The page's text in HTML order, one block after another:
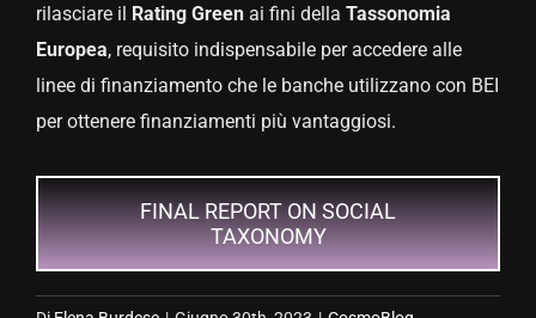
rilasciare il Rating Greenai fini della Tassonomia
Europea, requisito indispensabile per accedere alle
linee di finanziamento che le banche utilizzano con BEI
per ottenere finanziamenti più vantaggiosi.
FINAL REPORT ON SOCIAL
TAXONOMY